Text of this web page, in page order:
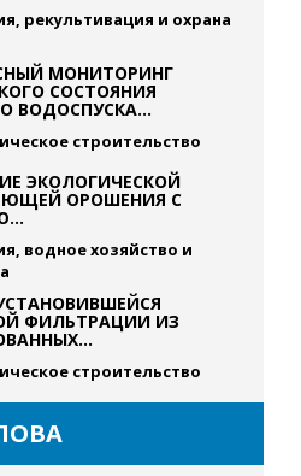
рекультивация и охрана
МОНИТОРИНГ
СОСТОЯНИЯ
ВОДОСПУСКА...
строительство
ЭКОЛОГИЧЕСКОЙ
ОРОШЕНИЯ С
водное хозяйство и
ФИЛЬТРАЦИИ ИЗ
строительство